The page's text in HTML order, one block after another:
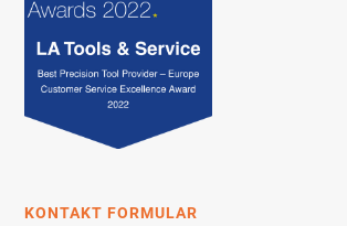
KONTAKT FORMULAR